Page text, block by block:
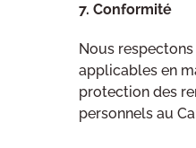
7. Conformité
Nous
applicables en
protection des
personnels au